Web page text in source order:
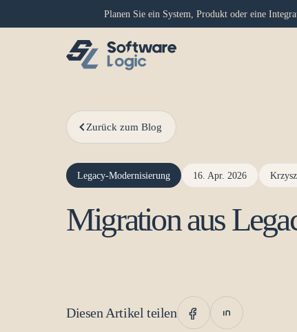
Planen Sie ein System, Produkt oder eine
Zurück zum Blog
Legacy-Modernisierung 16. Apr. 2026
Migration aus
Diesen Artikel teilen